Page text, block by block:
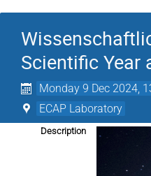
Scientific Year
Monday 9 Dec 2024,
ECAP Laboratory
Description